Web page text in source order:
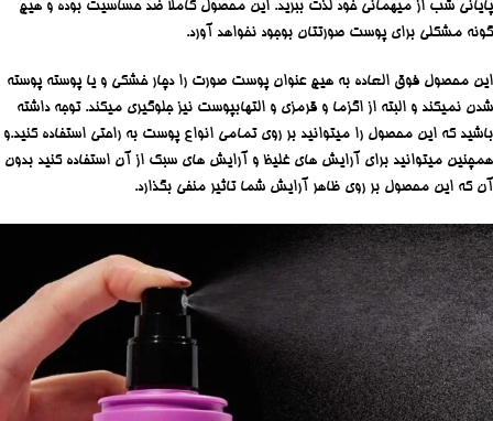
پایانی شب از میهمانی خود لذت ببرید. این محصول کاملا ضد حساسیت بوده و هیچ
گونه مشکلی برای پوست صورتتان بوجود نخواهد آورد.
این محصول فوق العاده به هیچ عنوان پوست صورت را دچار خشکی و یا پوسته پوسته
شدن نمیکند و البته از اگزما و قرمزی و التهابپوست نیز جلوگیری میکند. توجه داشته
باشید که این محصول را میتوانید بر روی تمامی انواع پوست به راحتی استفاده کنید.و
همچنین میتوانید برای آرایش های غلیظ و آرایش های سبک از آن استفاده کنید بدون
آن که این محصول بر روی ظاهر آرایش شما تاثیر منفی بگذارد.